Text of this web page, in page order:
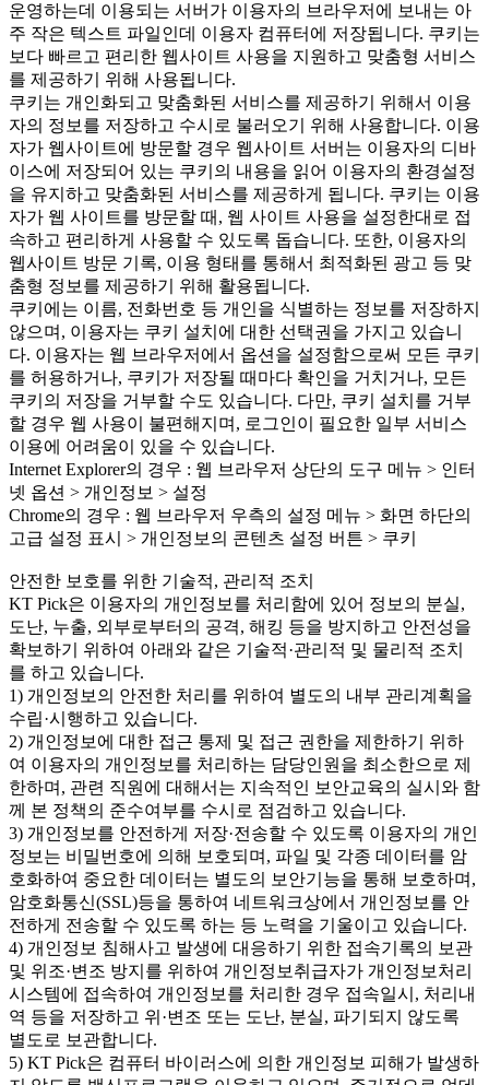
운영하는데 이용되는 서버가 이용자의 브라우저에 보내는 아
주 작은 텍스트 파일인데 이용자 컴퓨터에 저장됩니다. 쿠키는
보다 빠르고 편리한 웹사이트 사용을 지원하고 맞춤형 서비스
를 제공하기 위해 사용됩니다.
쿠키는 개인화되고 맞춤화된 서비스를 제공하기 위해서 이용
자의 정보를 저장하고 수시로 불러오기 위해 사용합니다. 이용
자가 웹사이트에 방문할 경우 웹사이트 서버는 이용자의 디바
이스에 저장되어 있는 쿠키의 내용을 읽어 이용자의 환경설정
을 유지하고 맞춤화된 서비스를 제공하게 됩니다. 쿠키는 이용
자가 웹 사이트를 방문할 때, 웹 사이트 사용을 설정한대로 접
속하고 편리하게 사용할 수 있도록 돕습니다. 또한, 이용자의
웹사이트 방문 기록, 이용 형태를 통해서 최적화된 광고 등 맞
춤형 정보를 제공하기 위해 활용됩니다.
쿠키에는 이름, 전화번호 등 개인을 식별하는 정보를 저장하지
않으며, 이용자는 쿠키 설치에 대한 선택권을 가지고 있습니
다. 이용자는 웹 브라우저에서 옵션을 설정함으로써 모든 쿠키
를 허용하거나, 쿠키가 저장될 때마다 확인을 거치거나, 모든
쿠키의 저장을 거부할 수도 있습니다. 다만, 쿠키 설치를 거부
할 경우 웹 사용이 불편해지며, 로그인이 필요한 일부 서비스
이용에 어려움이 있을 수 있습니다.
Internet Explorer의 경우 : 웹 브라우저 상단의 도구 메뉴 > 인터
넷 옵션 > 개인정보 > 설정
Chrome의 경우 : 웹 브라우저 우측의 설정 메뉴 > 화면 하단의
고급 설정 표시 > 개인정보의 콘텐츠 설정 버튼 > 쿠키
안전한 보호를 위한 기술적, 관리적 조치
KT Pick은 이용자의 개인정보를 처리함에 있어 정보의 분실,
도난, 누출, 외부로부터의 공격, 해킹 등을 방지하고 안전성을
확보하기 위하여 아래와 같은 기술적·관리적 및 물리적 조치
를 하고 있습니다.
1) 개인정보의 안전한 처리를 위하여 별도의 내부 관리계획을
수립·시행하고 있습니다.
2) 개인정보에 대한 접근 통제 및 접근 권한을 제한하기 위하
여 이용자의 개인정보를 처리하는 담당인원을 최소한으로 제
한하며, 관련 직원에 대해서는 지속적인 보안교육의 실시와 함
께 본 정책의 준수여부를 수시로 점검하고 있습니다.
3) 개인정보를 안전하게 저장·전송할 수 있도록 이용자의 개인
정보는 비밀번호에 의해 보호되며, 파일 및 각종 데이터를 암
호화하여 중요한 데이터는 별도의 보안기능을 통해 보호하며,
암호화통신(SSL)등을 통하여 네트워크상에서 개인정보를 안
전하게 전송할 수 있도록 하는 등 노력을 기울이고 있습니다.
4) 개인정보 침해사고 발생에 대응하기 위한 접속기록의 보관
및 위조·변조 방지를 위하여 개인정보취급자가 개인정보처리
시스템에 접속하여 개인정보를 처리한 경우 접속일시, 처리내
역 등을 저장하고 위·변조 또는 도난, 분실, 파기되지 않도록
별도로 보관합니다.
5) KT Pick은 컴퓨터 바이러스에 의한 개인정보 피해가 발생하